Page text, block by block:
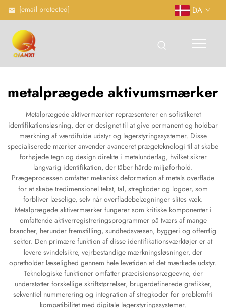
[email protected] DA
metalprægede aktivumsmærker
Metalprægede aktivermærker repræsenterer en sofistikeret
identifikationsløsning, der er designet til at give permanent og holdbar
mærkning af værdifulde udstyr og lagerstyringssystemer. Disse
specialiserede mærker anvender avanceret prægeteknologi til at skabe
forhøjede tegn og design direkte i metalunderlag, hvilket sikrer
langvarig identifikation, der tåber hårde miljøforhold.
Prægeprocessen omfatter mekanisk deformation af metals overflade
for at skabe tredimensionel tekst, tal, stregkoder og logoer, som
forbliver læselige, selv når overfladebelægninger slites væk.
Metalprægede aktivermærker fungerer som kritiske komponenter i
omfattende aktiverregistreringsprogrammer på tværs af mange
brancher, herunder fremstilling, sundhedsvæsen, byggeri og offentlig
sektor. Den primære funktion af disse identifikationsværktøjer er at
levere svindelsikre, vejrbestandige mærkningsløsninger, der
opretholder læselighed gennem hele levetiden af det mærkede udstyr.
Teknologiske funktioner omfatter præcisionsprægeevne, der
understøtter forskellige skriftstørrelser, brugerdefinerede grafikker,
sekventiel nummerering og integration af stregkoder for problemfri
kompatibilitet med digitale lagerstyringssystemer.